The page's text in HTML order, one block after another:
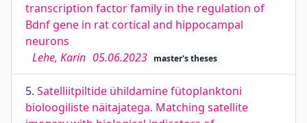
transcription factor family in the regulation of
Bdnf gene in rat cortical and hippocampal
neurons
Lehe, Karin 05.06.2023 master's theses
5. Satelliitpiltide ühildamine fütoplanktoni
bioloogiliste näitajatega. Matching satellite